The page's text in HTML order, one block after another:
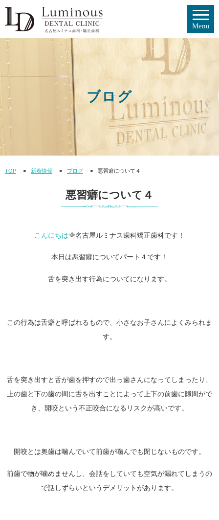
ブログ
TOP 新着情報 ブログ 悪習癖について４
悪習癖について４
こんにちは🌞名古屋ルミナス歯科矯正歯科です！
本日は悪習癖についてパート４です！
舌を突き出す行為についてになります。
この行為は舌癖と呼ばれるもので、小さなお子さんによくみられま
す。
舌を突き出すと舌が歯を押すので出っ歯さんになってしまったり、
上の歯と下の歯の間に舌を出すことによって上下の前歯に隙間がで
き、開咬という不正咬合になるリスクが高いです。
開咬とは奥歯は噛んでいて前歯が噛んでも閉じないものです。
前歯で物が噛めませんし、会話をしていても空気が漏れてしまうの
で話しずらいというデメリットがあります。